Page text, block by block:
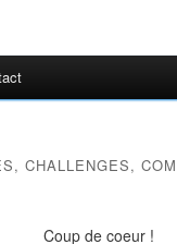
CHALLENGES,
Coup de coeur !